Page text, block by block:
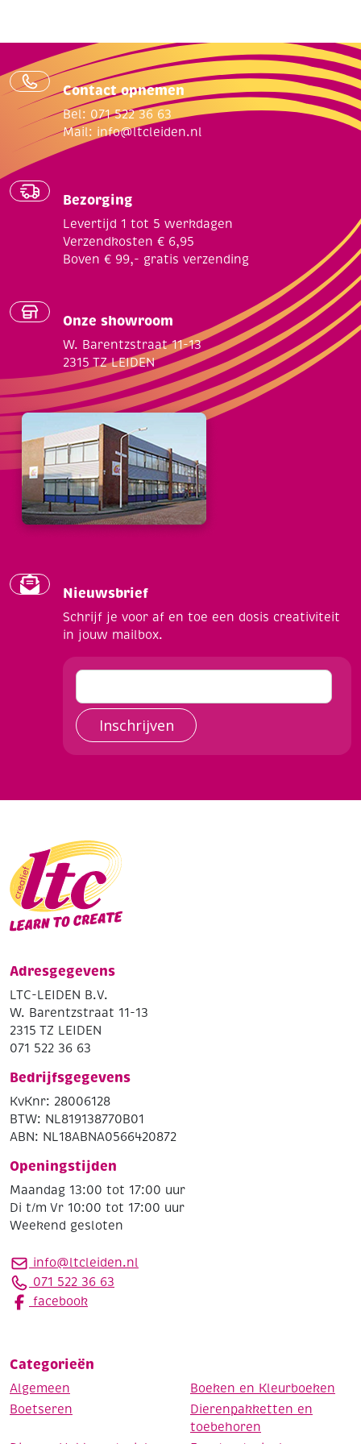
Contact opnemen
Bel: 071 522 36 63
Mail: info@ltcleiden.nl
Bezorging
Levertijd 1 tot 5 werkdagen
Verzendkosten € 6,95
Boven € 99,- gratis verzending
Onze showroom
W. Barentzstraat 11-13
2315 TZ LEIDEN
Nieuwsbrief
Schrijf je voor af en toe een dosis creativiteit
in jouw mailbox.
Inschrijven
Adresgegevens
LTC-LEIDEN B.V.
W. Barentzstraat 11-13
2315 TZ LEIDEN
071 522 36 63
Bedrijfsgegevens
KvKnr: 28006128
BTW: NL819138770B01
ABN: NL18ABNA0566420872
Openingstijden
Maandag 13:00 tot 17:00 uur
Di t/m Vr 10:00 tot 17:00 uur
Weekend gesloten
info@ltcleiden.nl
071 522 36 63
facebook
Categorieën
Algemeen
Boeken en Kleurboeken
Boetseren
Dierenpakketten en
toebehoren